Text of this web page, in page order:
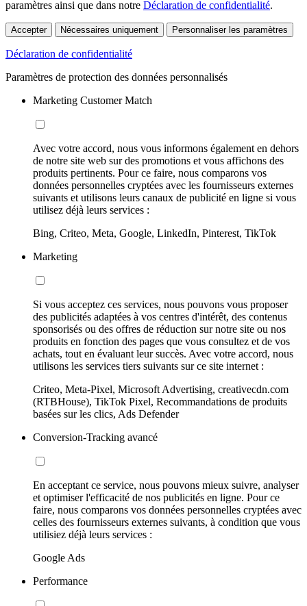
paramètres ainsi que dans notre Déclaration de confidentialité.
Accepter Nécessaires uniquement Personnaliser les paramètres
Déclaration de confidentialité
Paramètres de protection des données personnalisés
Marketing Customer Match
Avec votre accord, nous vous informons également en dehors
de notre site web sur des promotions et vous affichons des
produits pertinents. Pour ce faire, nous comparons vos
données personnelles cryptées avec les fournisseurs externes
suivants et utilisons leurs canaux de publicité en ligne si vous
utilisez déjà leurs services :
Bing, Criteo, Meta, Google, LinkedIn, Pinterest, TikTok
Marketing
Si vous acceptez ces services, nous pouvons vous proposer
des publicités adaptées à vos centres d'intérêt, des contenus
sponsorisés ou des offres de réduction sur notre site ou nos
produits en fonction des pages que vous consultez et de vos
achats, tout en évaluant leur succès. Avec votre accord, nous
utilisons les services tiers suivants sur ce site internet :
Criteo, Meta-Pixel, Microsoft Advertising, creativecdn.com
(RTBHouse), TikTok Pixel, Recommandations de produits
basées sur les clics, Ads Defender
Conversion-Tracking avancé
En acceptant ce service, nous pouvons mieux suivre, analyser
et optimiser l'efficacité de nos publicités en ligne. Pour ce
faire, nous comparons vos données personnelles cryptées avec
celles des fournisseurs externes suivants, à condition que vous
utilisiez déjà leurs services :
Google Ads
Performance